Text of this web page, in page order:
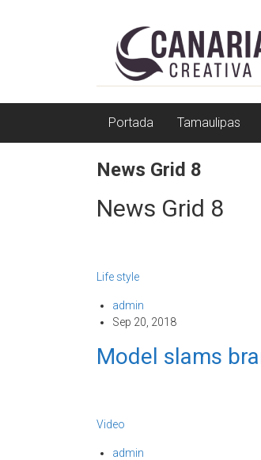
EDITOR
DE
TAMAULIPAS
Portada Tamaulipas
News Grid 8
News Grid 8
Life style
admin
Sep 20, 2018
Model slams
Video
admin